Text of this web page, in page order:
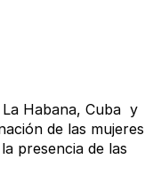
Habana, Cuba y
de las mujeres
presencia de las